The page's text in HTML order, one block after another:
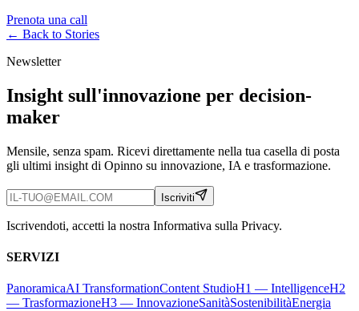
Prenota una call
← Back to Stories
Newsletter
Insight sull'innovazione per decision-
maker
Mensile, senza spam. Ricevi direttamente nella tua casella di posta
gli ultimi insight di Opinno su innovazione, IA e trasformazione.
Iscriviti
Iscrivendoti, accetti la nostra Informativa sulla Privacy.
SERVIZI
PanoramicaAI TransformationContent StudioH1 — IntelligenceH2
— TrasformazioneH3 — InnovazioneSanitàSostenibilitàEnergia